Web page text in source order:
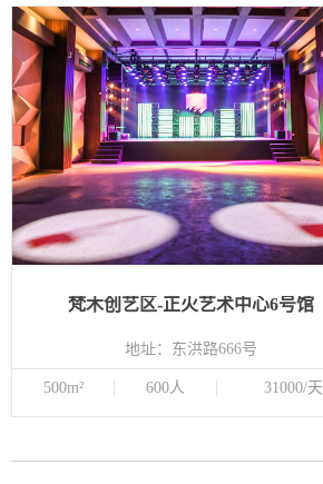
梵木创艺区-正火艺术中心6号馆
地址：东洪路666号
500m² 600人 31000/天